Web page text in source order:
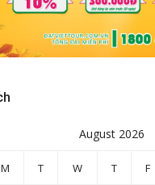
August 2026
M T W T F